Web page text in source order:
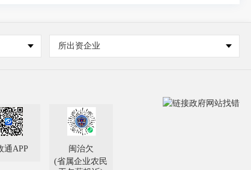
所出资企业
通APP
闽治欠
(省属企业农民